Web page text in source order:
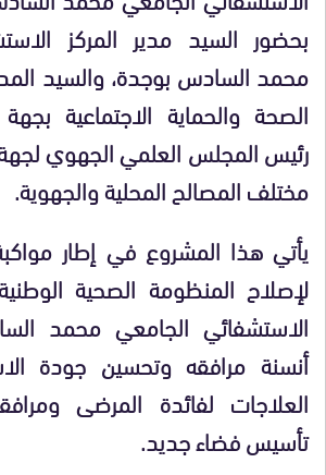
بحضور السيد مدير المركز
محمد السادس بوجدة، والسيد
الصحة والحماية الاجتماعية
رئيس المجلس العلمي الجهوي
مختلف المصالح المحلية والجهوية.
يأتي هذا المشروع في إطار
لإصلاح المنظومة الصحية
الاستشفائي الجامعي محمد
أنسنة مرافقه وتحسين جودة
العلاجات لفائدة المرضى
تأسيس فضاء جديد.